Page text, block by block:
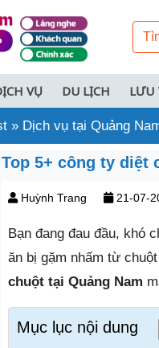
VỤ DU LỊCH LƯU
» Dịch vụ tại Quảng
Top 5+ công ty diệt
Huỳnh Trang 21-07-
Bạn đang đau đầu, khó
ăn bị gặm nhấm từ
chuột tại Quảng Nam
Mục lục nội dung